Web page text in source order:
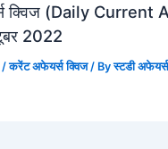
क्विज (Daily Current
2022
/करेंट अफेयर्स क्विज/ Byस्टडी